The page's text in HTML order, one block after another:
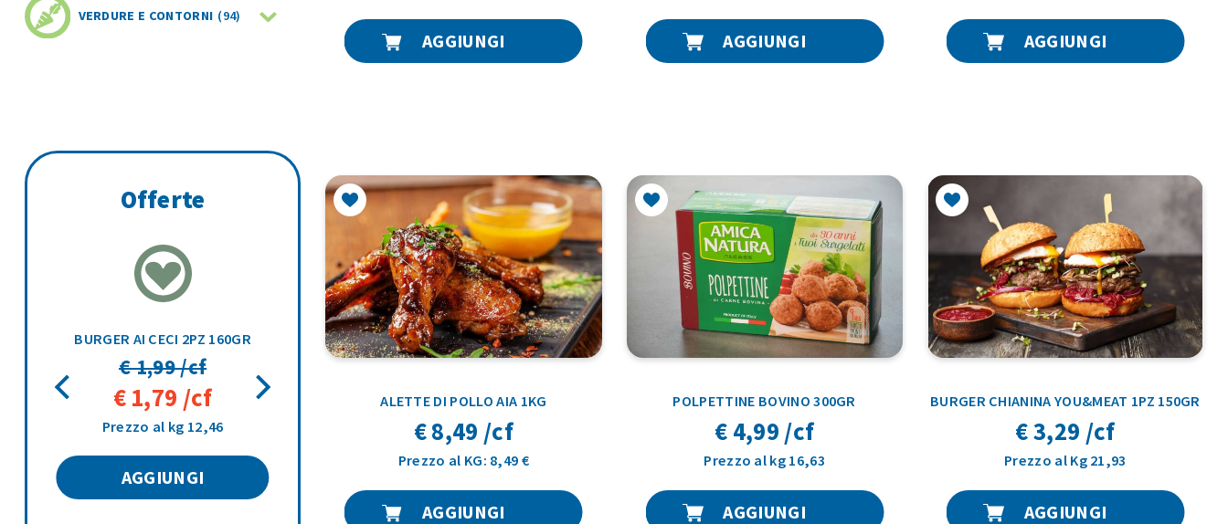
VERDURE E CONTORNI (94)
Offerte
BURGER AI CECI 2PZ 160GR
€ 1,99 /cf
€ 1,79 /cf
Prezzo al kg 12,46
AGGIUNGI
AGGIUNGI AGGIUNGI AGGIUNGI
ALETTE DI POLLO AIA 1KG
€ 8,49 /cf
Prezzo al KG: 8,49 €
AGGIUNGI
POLPETTINE BOVINO 300GR
€ 4,99 /cf
Prezzo al kg 16,63
AGGIUNGI
BURGER CHIANINA YOU&MEAT 1PZ 150GR
€ 3,29 /cf
Prezzo al Kg 21,93
AGGIUNGI